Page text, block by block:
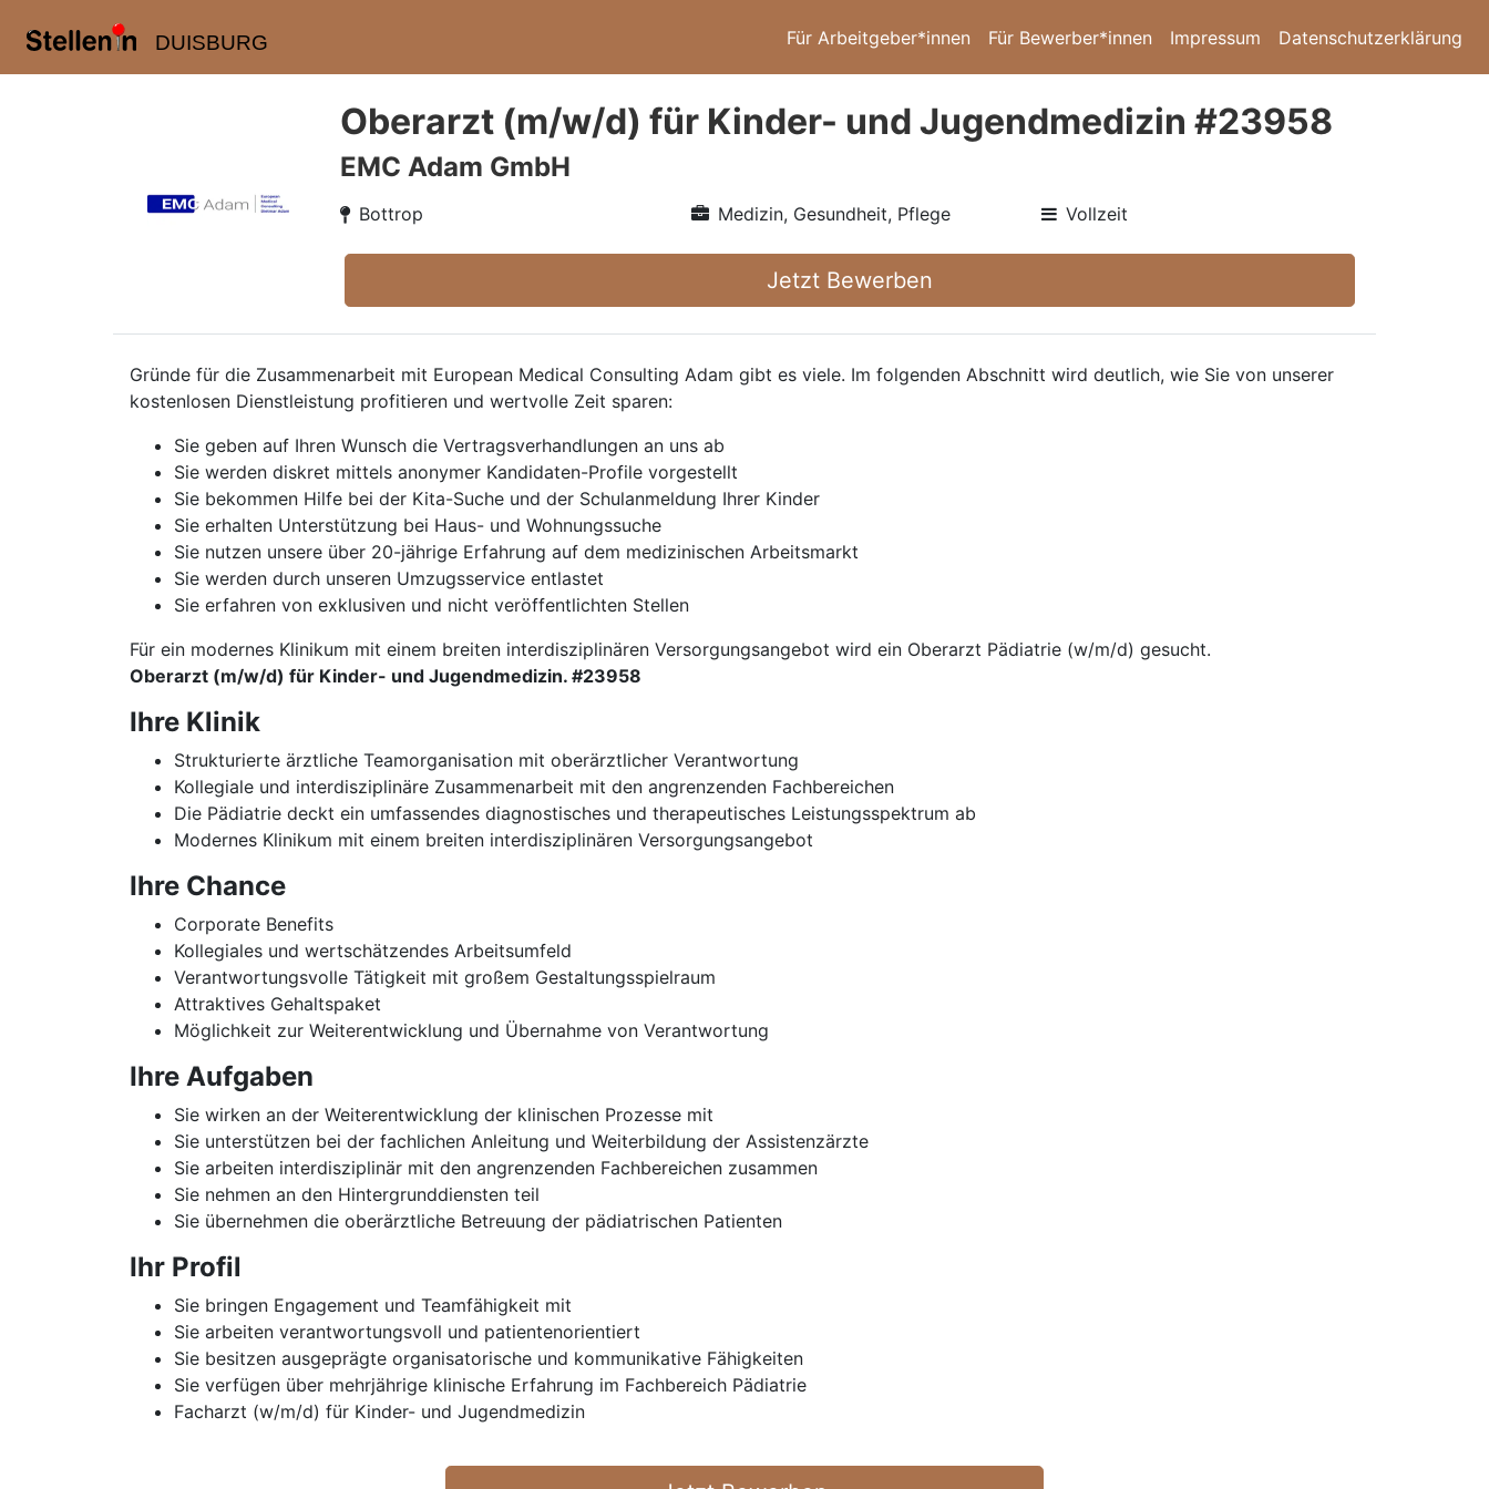
DUISBURG Für Arbeitgeber*innen Für Bewerber*innen Impressum Datenschutzerklärung
Oberarzt (m/w/d) für Kinder- und Jugendmedizin #23958
EMC Adam GmbH
Bottrop Medizin, Gesundheit, Pflege Vollzeit
Jetzt Bewerben
Gründe für die Zusammenarbeit mit European Medical Consulting Adam gibt es viele. Im folgenden Abschnitt wird deutlich, wie Sie von unserer
kostenlosen Dienstleistung profitieren und wertvolle Zeit sparen:
Sie geben auf Ihren Wunsch die Vertragsverhandlungen an uns ab
Sie werden diskret mittels anonymer Kandidaten-Profile vorgestellt
Sie bekommen Hilfe bei der Kita-Suche und der Schulanmeldung Ihrer Kinder
Sie erhalten Unterstützung bei Haus- und Wohnungssuche
Sie nutzen unsere über 20-jährige Erfahrung auf dem medizinischen Arbeitsmarkt
Sie werden durch unseren Umzugsservice entlastet
Sie erfahren von exklusiven und nicht veröffentlichten Stellen
Für ein modernes Klinikum mit einem breiten interdisziplinären Versorgungsangebot wird ein Oberarzt Pädiatrie (w/m/d) gesucht.
Oberarzt (m/w/d) für Kinder- und Jugendmedizin. #23958
Ihre Klinik
Strukturierte ärztliche Teamorganisation mit oberärztlicher Verantwortung
Kollegiale und interdisziplinäre Zusammenarbeit mit den angrenzenden Fachbereichen
Die Pädiatrie deckt ein umfassendes diagnostisches und therapeutisches Leistungsspektrum ab
Modernes Klinikum mit einem breiten interdisziplinären Versorgungsangebot
Ihre Chance
Corporate Benefits
Kollegiales und wertschätzendes Arbeitsumfeld
Verantwortungsvolle Tätigkeit mit großem Gestaltungsspielraum
Attraktives Gehaltspaket
Möglichkeit zur Weiterentwicklung und Übernahme von Verantwortung
Ihre Aufgaben
Sie wirken an der Weiterentwicklung der klinischen Prozesse mit
Sie unterstützen bei der fachlichen Anleitung und Weiterbildung der Assistenzärzte
Sie arbeiten interdisziplinär mit den angrenzenden Fachbereichen zusammen
Sie nehmen an den Hintergrunddiensten teil
Sie übernehmen die oberärztliche Betreuung der pädiatrischen Patienten
Ihr Profil
Sie bringen Engagement und Teamfähigkeit mit
Sie arbeiten verantwortungsvoll und patientenorientiert
Sie besitzen ausgeprägte organisatorische und kommunikative Fähigkeiten
Sie verfügen über mehrjährige klinische Erfahrung im Fachbereich Pädiatrie
Facharzt (w/m/d) für Kinder- und Jugendmedizin